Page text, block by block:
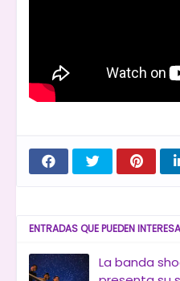
ENTRADAS QUE PUEDEN
La banda